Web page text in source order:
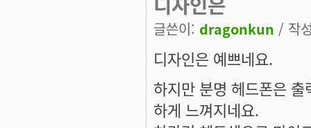
글쓴이: dragonkun / 작
디자인은 예쁘네요.
하지만 분명 헤드폰은
하게 느껴지네요.